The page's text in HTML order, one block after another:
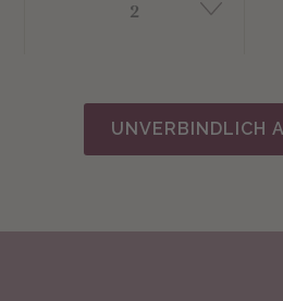
UNVERBINDLICH